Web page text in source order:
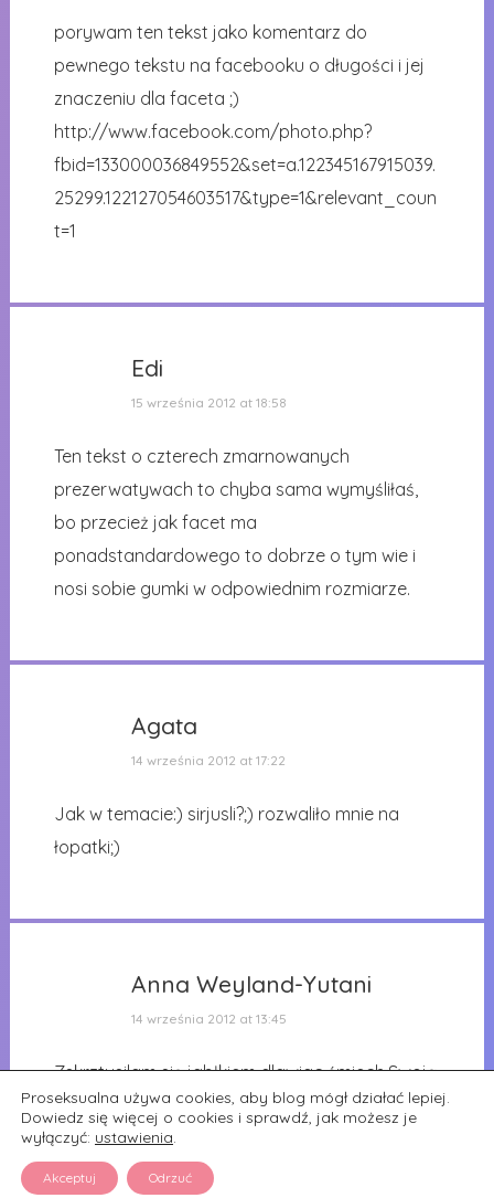
porywam ten tekst jako komentarz do
pewnego tekstu na facebooku o długości i jej
znaczeniu dla faceta ;)
http://www.facebook.com/photo.php?
fbid=133000036849552&set=a.122345167915039.
25299.122127054603517&type=1&relevant_coun
t=1
Edi
15 września 2012 at 18:58
Ten tekst o czterech zmarnowanych
prezerwatywach to chyba sama wymyśliłaś,
bo przecież jak facet ma
ponadstandardowego to dobrze o tym wie i
nosi sobie gumki w odpowiednim rozmiarze.
Agata
14 września 2012 at 17:22
Jak w temacie:) sirjusli?;) rozwaliło mnie na
łopatki;)
Anna Weyland-Yutani
14 września 2012 at 13:45
Zskrztusilam się jabłkiem dlawiac śmiech.Swoją
droga autorki tu piszą e maja dosyć
osobliwych partnerów….
Proseksualna używa cookies, aby blog mógł działać lepiej.
Dowiedz się więcej o cookies i sprawdź, jak możesz je
wyłączyć: ustawienia.
Akceptuj Odrzuć